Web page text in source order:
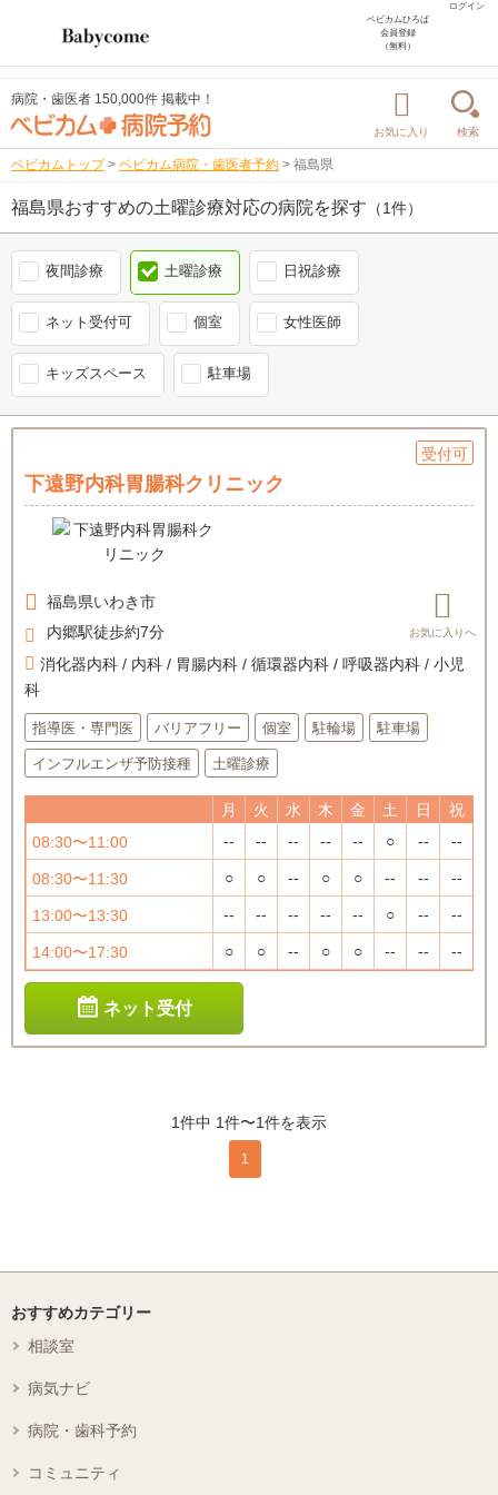
ログイン
ベビカムひろば
会員登録
（無料）
病院・歯医者 150,000件 掲載中！
お気に入り 検索
ベビカムトップ > ベビカム病院・歯医者予約 > 福島県
福島県おすすめの土曜診療対応の病院を探す （1件）
夜間診療 土曜診療 日祝診療
ネット受付可 個室 女性医師
キッズスペース 駐車場
受付可
下遠野内科胃腸科クリニック
福島県いわき市
内郷駅徒歩約7分
消化器内科 / 内科 / 胃腸内科 / 循環器内科 / 呼吸器内科 / 小児
科
指導医・専門医 バリアフリー 個室 駐輪場 駐車場
インフルエンザ予防接種 土曜診療
月 火 水 木 金 土 日
祝
08:30〜11:00
-- -- -- -- -- ○ -- --
08:30〜11:30 ○ ○ -- ○ ○ -- -- --
13:00〜13:30 -- -- -- -- -- ○ -- --
14:00〜17:30 ○ ○ -- ○ ○ -- -- --
ネット受付
1件中 1件〜1件を表示
1
おすすめカテゴリー
相談室
病気ナビ
病院・歯科予約
コミュニティ